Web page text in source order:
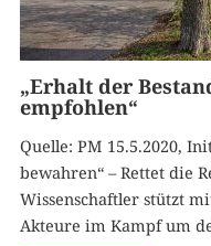
„Erhalt der
empfohlen“
Quelle: PM 15.5.2020,
bewahren“ – Rettet die
Wissenschaftler stützt
Akteure im Kampf um